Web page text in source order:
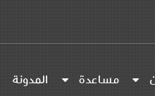
مساعدة المدونة